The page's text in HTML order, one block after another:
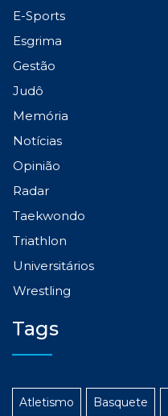
E-Sports
Esgrima
Gestão
Judô
Memória
Notícias
Opinião
Radar
Taekwondo
Triathlon
Universitários
Wrestling
Tags
Atletismo Basquete